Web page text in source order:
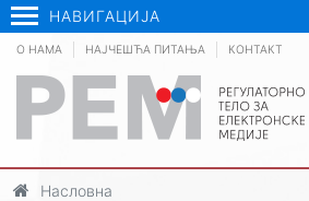
НАВИГАЦИЈА
О НАМА НАЈЧЕШЋА ПИТАЊА КОНТАКТ
Насловна